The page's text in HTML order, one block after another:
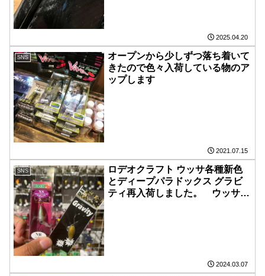
2025.04.20
SNS
オープンから少しずつ落ち着いて
きたので色々入荷している物のア
ップします
2021.07.15
SNS
ロデオクラフト ウッサ各種新色
とディープパラドックス グラビ
ティ再入荷しました。 ウッサは
2024.03.07